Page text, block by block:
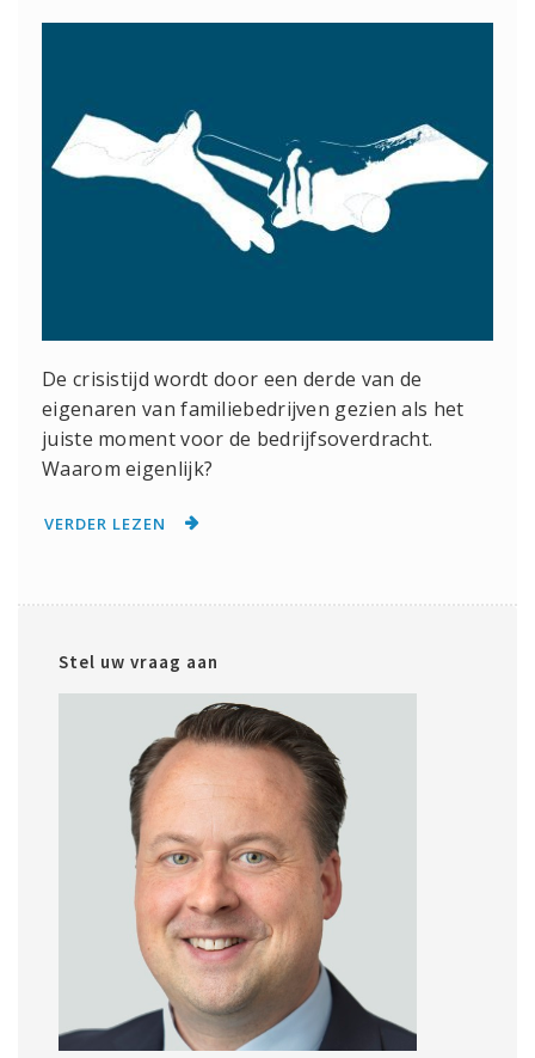
De crisistijd wordt door een derde van de
eigenaren van familiebedrijven gezien als het
juiste moment voor de bedrijfsoverdracht.
Waarom eigenlijk?
VERDER LEZEN
Stel uw vraag aan